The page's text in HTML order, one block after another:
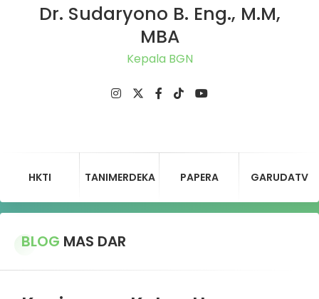
Dr. Sudaryono B. Eng., M.M,
MBA
Kepala B
HKTI TANIMERDEKA PAPERA GARUDATV
BLOG MAS DAR